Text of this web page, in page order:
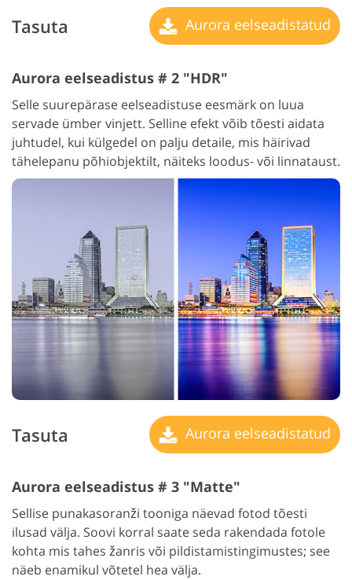
Tasuta Aurora eelseadistatud
Aurora eelseadistus # 2 "HDR"
Selle suurepärase eelseadistuse eesmärk on luua
servade ümber vinjett. Selline efekt võib tõesti aidata
juhtudel, kui külgedel on palju detaile, mis häirivad
tähelepanu põhiobjektilt, näiteks loodus- või linnataust.
Tasuta Aurora eelseadistatud
Aurora eelseadistus # 3 "Matte"
Sellise punakasoranži tooniga näevad fotod tõesti
ilusad välja. Soovi korral saate seda rakendada fotole
kohta mis tahes žanris või pildistamistingimustes; see
näeb enamikul võtetel hea välja.